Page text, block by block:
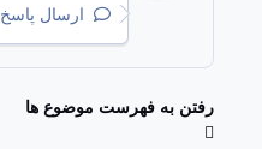
ارسال
رفتن به فهرست موضوع ها